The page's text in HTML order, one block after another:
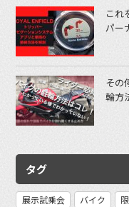
これ
パー
その
輪方
タグ
展示試乗会 バイク